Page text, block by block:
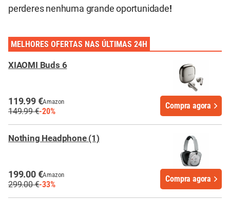
perderes nenhuma grande oportunidade!
MELHORES OFERTAS NAS ÚLTIMAS 24H
XIAOMI Buds 6
119.99 €Amazon
149.99 €-20%
Compra agora
Nothing Headphone (1)
199.00 €Amazon
299.00 €-33%
Compra agora